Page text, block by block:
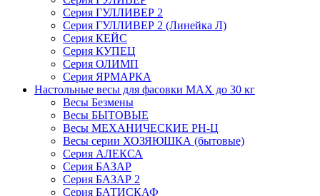
Серия ГУЛЛИВЕР 2
Серия ГУЛЛИВЕР 2 (Линейка Л)
Серия КЕЙС
Серия КУПЕЦ
Серия ОЛИМП
Серия ЯРМАРКА
Настольные весы для фасовки MAX до 30 кг
Весы Безмены
Весы БЫТОВЫЕ
Весы МЕХАНИЧЕСКИЕ РН-Ц
Весы серии ХОЗЯЮШКА (бытовые)
Серия АЛЕКСА
Серия БАЗАР
Серия БАЗАР 2
Серия БАТИСКАФ